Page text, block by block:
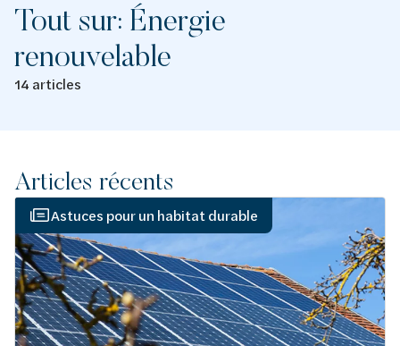
Tout sur: Énergie
renouvelable
14 articles
Articles récents
Astuces pour un habitat durable